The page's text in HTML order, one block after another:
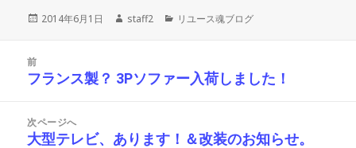
投
2014年6月1日
作
staff2
カ
ー
リユース魂ブログ
前
前
投
稿:
フランス製？ 3Pソファー入荷しました！
次ページへ
次
大型テレビ、あります！＆改装のお知らせ。